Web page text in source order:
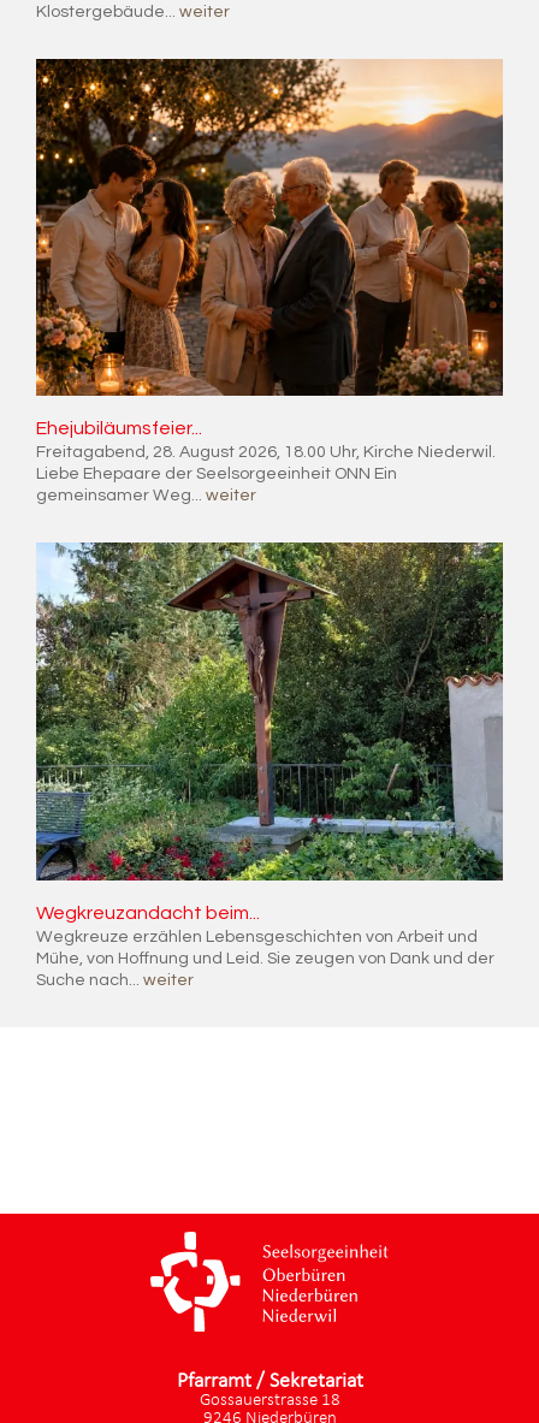
Klostergebäude... weiter
Ehe­ju­bi­lä­ums­fei­er...
Freitagabend, 28. August 2026, 18.00 Uhr, Kirche Niederwil.
Liebe Ehepaare der Seelsorgeeinheit ONN Ein
gemeinsamer Weg... weiter
Weg­kreuz­an­dacht beim...
Wegkreuze erzählen Lebensgeschichten von Arbeit und
Mühe, von Hoffnung und Leid. Sie zeugen von Dank und der
Suche nach... weiter
Pfarramt / Sekretariat
Gossauerstrasse 18
9246 Niederbüren